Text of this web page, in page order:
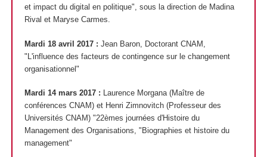
et impact du digital en politique", sous la direction de Madina
Rival et Maryse Carmes.
Mardi 18 avril 2017 : Jean Baron, Doctorant CNAM,
"L'influence des facteurs de contingence sur le changement
organisationnel"
Mardi 14 mars 2017 : Laurence Morgana (Maître de
conférences CNAM) et Henri Zimnovitch (Professeur des
Universités CNAM) "22èmes journées d'Histoire du
Management des Organisations, "Biographies et histoire du
management"